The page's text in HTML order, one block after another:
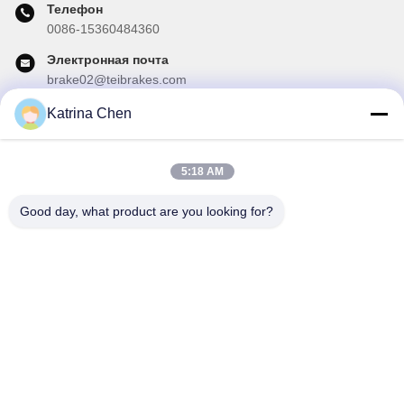
Телефон
0086-15360484360
Электронная почта
brake02@teibrakes.com
получения скидок и прочего.
Katrina Chen
5:18 AM
Good day, what product are you looking for?